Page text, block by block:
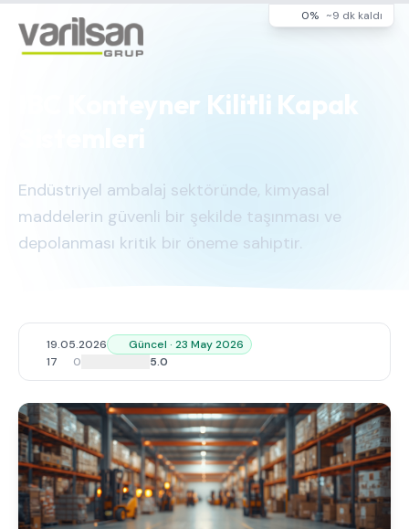
0% ~9 dk kaldı
IBC Konteyner Kilitli Kapak
Endüstriyel ambalaj sektöründe, kimyasal
maddelerin güvenli bir şekilde taşınması ve
depolanması kritik bir öneme sahiptir.
19.05.2026
Güncel · 23 May 2026
17
0 5.0